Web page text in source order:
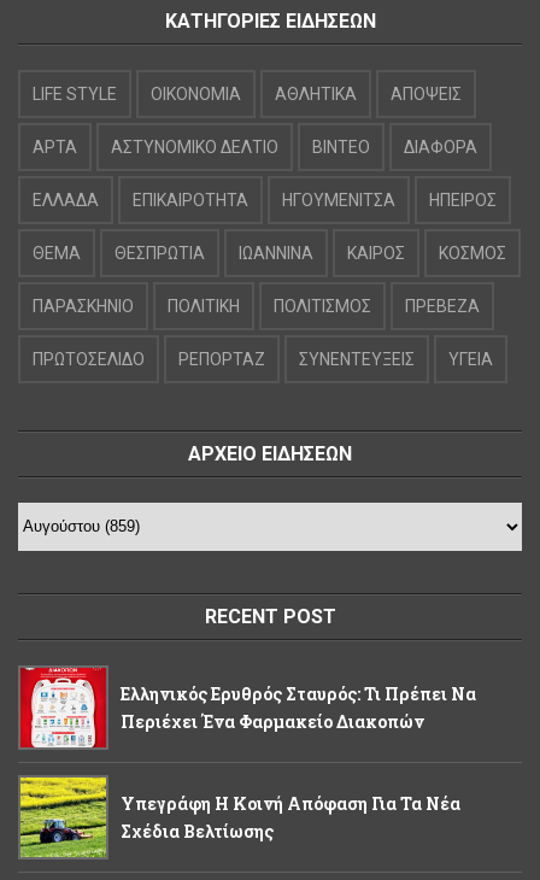
ΚΑΤΗΓΟΡΙΕΣ ΕΙΔΗΣΕΩΝ
LIFE STYLE OIKONOMIA ΑΘΛΗΤΙΚΑ ΑΠΟΨΕΙΣ
ΑΡΤΑ ΑΣΤΥΝΟΜΙΚΟ ΔΕΛΤΙΟ ΒΙΝΤΕΟ ΔΙΑΦΟΡΑ
ΕΛΛΑΔΑ ΕΠΙΚΑΙΡΟΤΗΤΑ ΗΓΟΥΜΕΝΙΤΣΑ ΗΠΕΙΡΟΣ
ΘΕΜΑ ΘΕΣΠΡΩΤΙΑ ΙΩΑΝΝΙΝΑ ΚΑΙΡΟΣ ΚΟΣΜΟΣ
ΠΑΡΑΣΚΗΝΙΟ ΠΟΛΙΤΙΚΗ ΠΟΛΙΤΙΣΜΟΣ ΠΡΕΒΕΖΑ
ΠΡΩΤΟΣΕΛΙΔΟ ΡΕΠΟΡΤΑΖ ΣΥΝΕΝΤΕΥΞΕΙΣ ΥΓΕΙΑ
ΑΡΧΕΙΟ ΕΙΔΗΣΕΩΝ
RECENT POST
Ελληνικός Ερυθρός Σταυρός: Τι Πρέπει Να
Περιέχει Ένα Φαρμακείο Διακοπών
Υπεγράφη Η Κοινή Απόφαση Για Τα Νέα
Σχέδια Βελτίωσης